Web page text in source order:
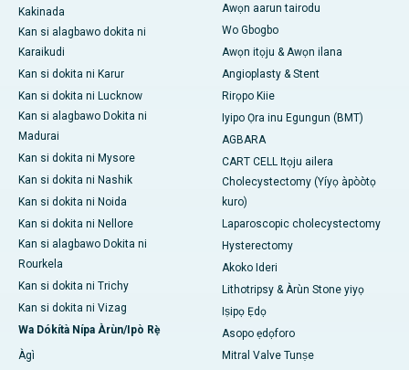
Kakinada
Kan si alagbawo dokita ni
Karaikudi
Kan si dokita ni Karur
Kan si dokita ni Lucknow
Kan si alagbawo Dokita ni
Madurai
Kan si dokita ni Mysore
Kan si dokita ni Nashik
Kan si dokita ni Noida
Kan si dokita ni Nellore
Kan si alagbawo Dokita ni
Rourkela
Kan si dokita ni Trichy
Kan si dokita ni Vizag
Wa Dókítà Nípa Àrùn/Ipò Rẹ̀
Àgì
Awọn aarun tairodu
Wo Gbogbo
Awọn itọju & Awọn ilana
Angioplasty & Stent
Rirọpo Kiie
Iyipo Ọra inu Egungun (BMT)
AGBARA
CART CELL Itọju ailera
Cholecystectomy (Yíyọ àpòòtọ
kuro)
Laparoscopic cholecystectomy
Hysterectomy
Akoko Ideri
Lithotripsy & Àrùn Stone yiyọ
Iṣipọ Ẹdọ
Asopo ẹdọforo
Mitral Valve Tunṣe